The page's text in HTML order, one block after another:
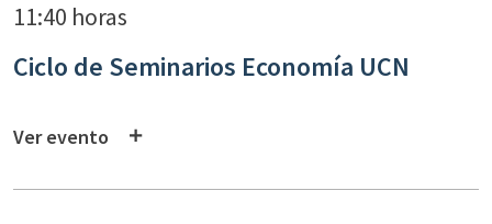
11:40 horas
Ciclo de Seminarios Economía UCN
Ver evento